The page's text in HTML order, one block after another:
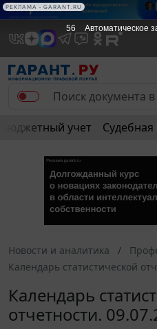
Бюджетный учет Судебная
Новости и аналитика
Календарь статистической
Календарь
отчетности.
56 Автоматическое
РЕКЛАМА • GARANT.RU